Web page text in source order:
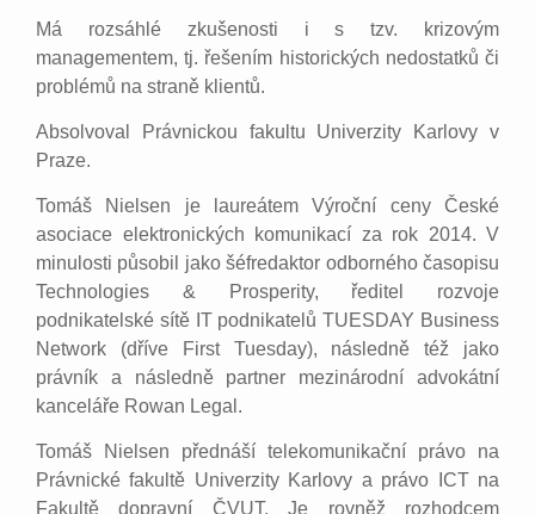
Má rozsáhlé zkušenosti i s tzv. krizovým
managementem, tj. řešením historických nedostatků či
problémů na straně klientů.
Absolvoval Právnickou fakultu Univerzity Karlovy v
Praze.
Tomáš Nielsen je laureátem Výroční ceny České
asociace elektronických komunikací za rok 2014. V
minulosti působil jako šéfredaktor odborného časopisu
Technologies & Prosperity, ředitel rozvoje
podnikatelské sítě IT podnikatelů TUESDAY Business
Network (dříve First Tuesday), následně též jako
právník a následně partner mezinárodní advokátní
kanceláře Rowan Legal.
Tomáš Nielsen přednáší telekomunikační právo na
Právnické fakultě Univerzity Karlovy a právo ICT na
Fakultě dopravní ČVUT. Je rovněž rozhodcem